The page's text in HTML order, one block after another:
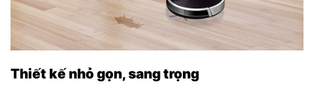
Thiết kế nhỏ gọn, sang trọng